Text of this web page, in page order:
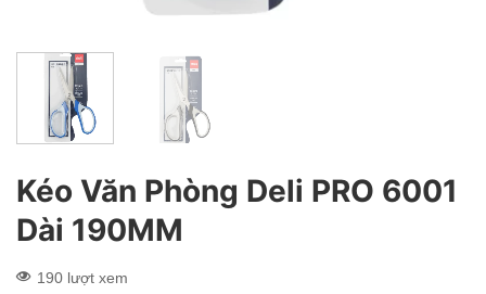
Kéo Văn Phòng Deli PRO 6001
Dài 190MM
190 lượt xem